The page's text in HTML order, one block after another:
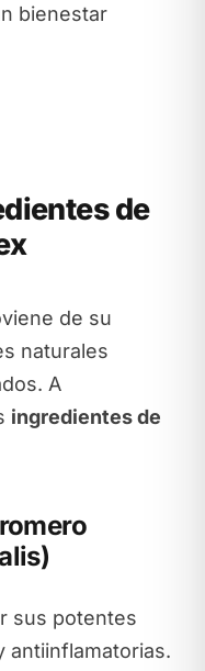
bienestar
de
de su
naturales
A
ingredientes de
sus potentes
antiinflamatorias.